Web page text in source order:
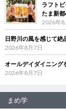
ラフト
たま新
2026年8
日野川の風を感じて
2026年8月7日
オールデイダイニン
2026年8月7日
まめ学